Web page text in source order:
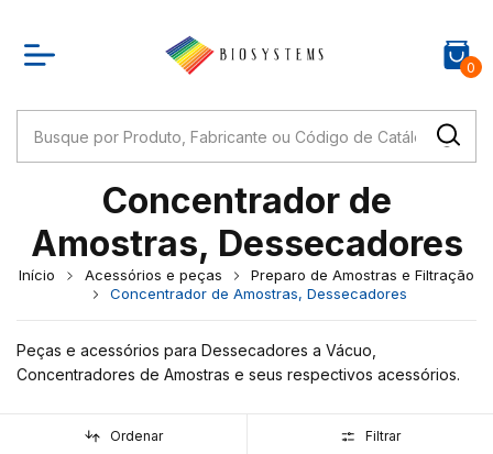
0
Concentrador de
Amostras, Dessecadores
Início Acessórios e peças
Preparo de Amostras e Filtração
Concentrador de Amostras, Dessecadores
Peças e acessórios para Dessecadores a Vácuo,
Concentradores de Amostras e seus respectivos acessórios.
Ordenar Filtrar